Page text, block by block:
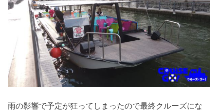
雨の影響で予定が狂ってしまったので最終クルーズにな